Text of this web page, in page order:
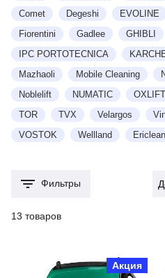
Comet
Degeshi EVOLINE
Fiorentini
Gadlee GHIBLI
IPC PORTOTECNICA
Mazhaoli
Mobile Cleaning
Noblelift
NUMATIC OXLIFT
TOR
TVX Velargos
VOSTOK
Wellland Еriclean
13 товаров
Фильтры
Акция